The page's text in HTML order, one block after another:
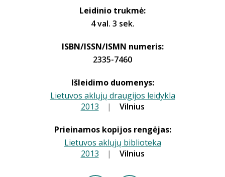
Leidinio trukmė:
4 val. 3 sek.
ISBN/ISSN/ISMN numeris:
2335-7460
Išleidimo duomenys:
Lietuvos aklųjų draugijos leidykla
2013 | Vilnius
Prieinamos kopijos rengėjas:
Lietuvos aklųjų biblioteka
2013 | Vilnius